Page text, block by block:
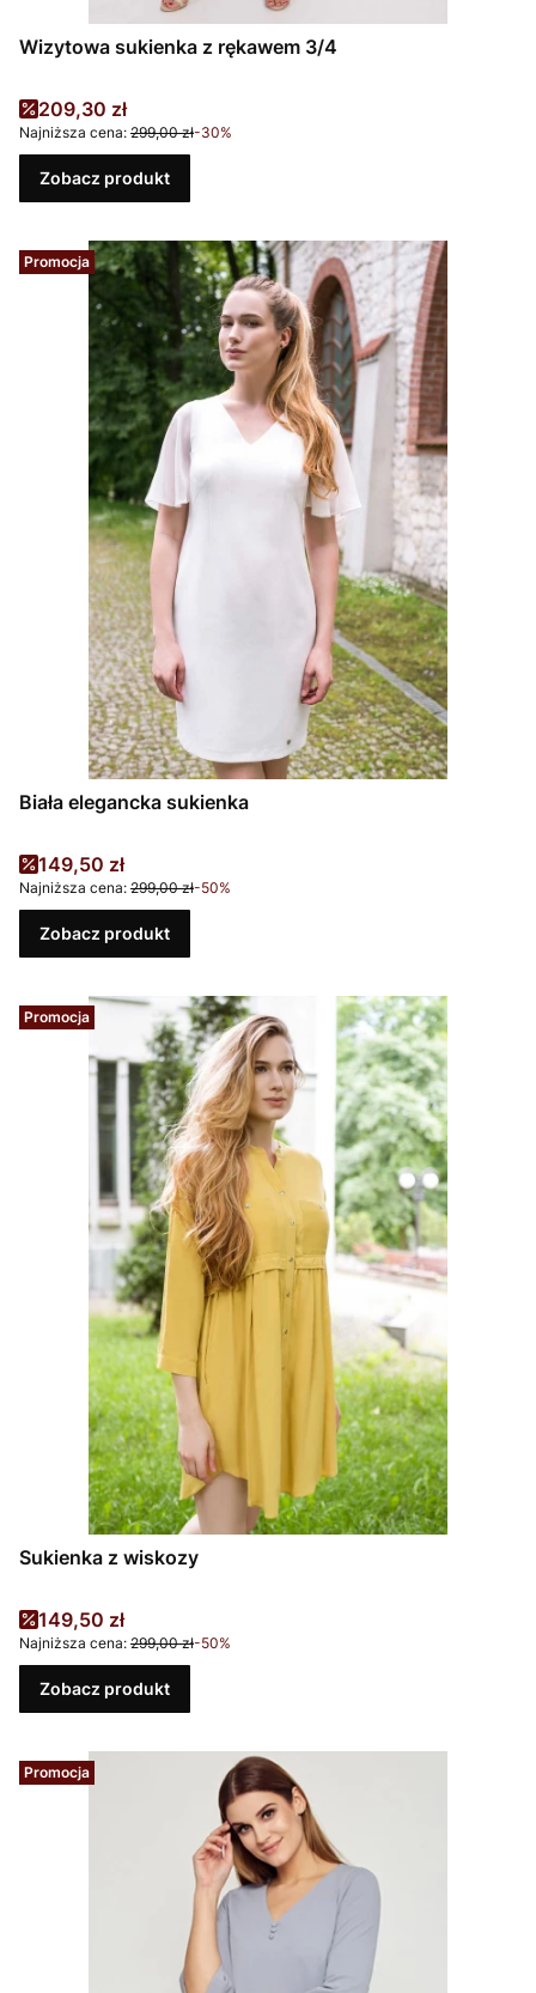
Wizytowa sukienka z rękawem 3/4
Cena promocyjna
209,30 zł
Najniższa cena: 299,00 zł-30%
Zobacz produkt
Promocja
Biała elegancka sukienka
Cena promocyjna
149,50 zł
Najniższa cena: 299,00 zł-50%
Zobacz produkt
Promocja
Sukienka z wiskozy
Cena promocyjna
149,50 zł
Najniższa cena: 299,00 zł-50%
Zobacz produkt
Promocja